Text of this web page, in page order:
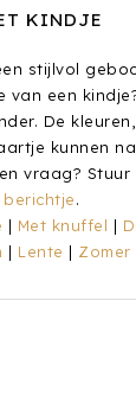
KINDJE
stijlvol
een
De
kunnen
vraag? Stuur
berichtje.
| Met knuffel |
| Lente | Zomer